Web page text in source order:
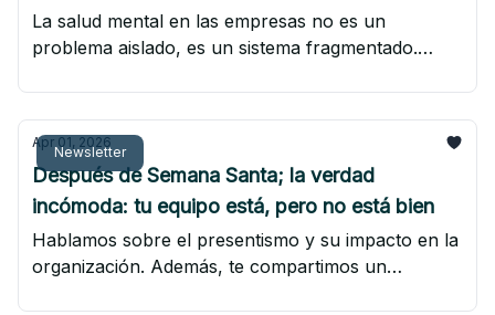
La salud mental en las empresas no es un
problema aislado, es un sistema fragmentado.
descargar un mapa de salud mental para entender
por dónde empezar.
Newsletter
Apr 01, 2026
Después de Semana Santa; la verdad
incómoda: tu equipo está, pero no está bien
Hablamos sobre el presentismo y su impacto en la
organización. Además, te compartimos un